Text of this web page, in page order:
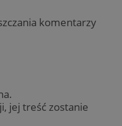
komentarzy
jej treść zostanie